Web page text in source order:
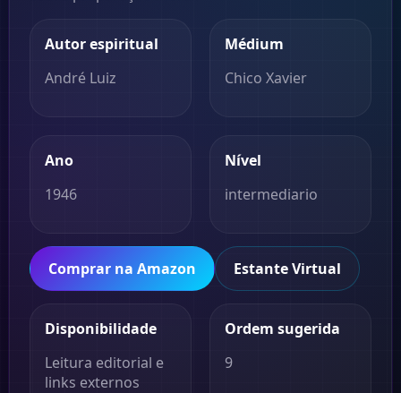
Autor espiritual
André Luiz
Médium
Chico Xavier
Ano
1946
Nível
intermediario
Comprar na Amazon Estante Virtual
Disponibilidade
Leitura editorial e
links externos
Ordem sugerida
9